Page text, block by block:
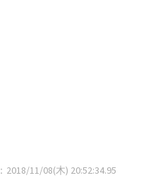
：2018/11/08(木) 20:52:34.95